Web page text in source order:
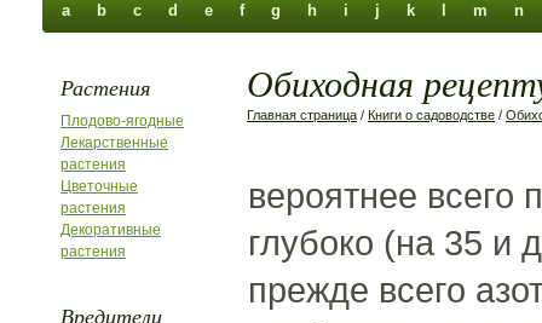
a b c d e f g h i j k m n
Растения
Плодово-ягодные
Лекарственные
растения
Цветочные
растения
Декоративные
растения
Вредители
Обиходная
Главная страница / Книги о садоводстве /
вероятнее
глубоко (на 35 и
прежде всего